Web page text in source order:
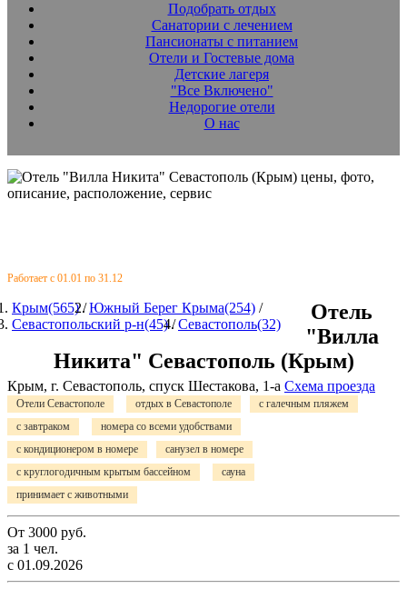
Подобрать отдых
Санатории с лечением
Пансионаты с питанием
Отели и Гостевые дома
Детские лагеря
"Все Включено"
Недорогие отели
О нас
Работает с 01.01 по 31.12
Крым(565)/Южный Берег Крыма(254) /
Севастопольский р-н(45)/Севастополь(32)
Отель
"Вилла
Никита" Севастополь (Крым)
Крым, г. Севастополь, спуск Шестакова, 1-а Схема проезда
Отели Севастополе отдых в Севастополе
с галечным пляжем
с завтраком
номера со всеми удобствами
с кондиционером в номере
санузел в номере
с круглогодичным крытым бассейном
сауна
принимает с животными
От 3000 руб.
за 1 чел.
с 01.09.2026